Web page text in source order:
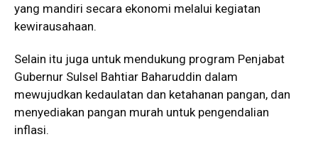
yang mandiri secara ekonomi melalui kegiatan
kewirausahaan.
Selain itu juga untuk mendukung program Penjabat
Gubernur Sulsel Bahtiar Baharuddin dalam
mewujudkan kedaulatan dan ketahanan pangan, dan
menyediakan pangan murah untuk pengendalian
inflasi.